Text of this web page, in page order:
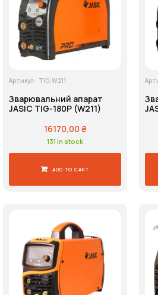
Артикул: TIG.W211
Зварювальний апарат
JASIC TIG-180P (W211)
16170,00 ₴
131 in stock
ADD TO CART
Країна виробника
Напруга живлення